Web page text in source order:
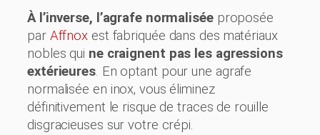
À l’inverse, l’agrafe normaliséeproposée
par Affnox est fabriquée dans des matériaux
nobles qui ne craignent pas les agressions
extérieures. En optant pour une agrafe
normalisée en inox, vous éliminez
définitivement le risque de traces de rouille
disgracieuses sur votre crépi.